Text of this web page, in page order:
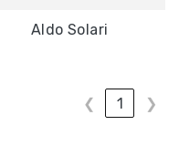
Aldo Solari
❮ 1 ❯